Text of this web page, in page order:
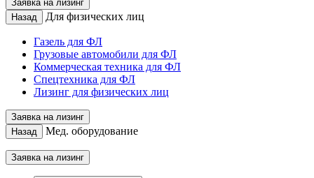
Заявка на лизинг
Назад
Для физических лиц
Газель для ФЛ
Грузовые автомобили для ФЛ
Коммерческая техника для ФЛ
Спецтехника для ФЛ
Лизинг для физических лиц
Заявка на лизинг
Назад
Мед. оборудование
Заявка на лизинг